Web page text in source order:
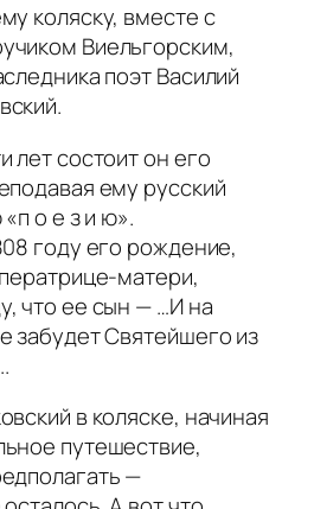
коляску, вместе с
Виельгорским,
поэт Василий
лет состоит он его
ему русский
о е з и ю».
году его рождение,
матери,
что ее сын — …И на
забудет Святейшего из
в коляске, начиная
путешествие,
—